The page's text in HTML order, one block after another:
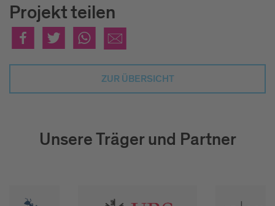
Projekt teilen
ZUR ÜBERSICHT
Unsere Träger und Partner